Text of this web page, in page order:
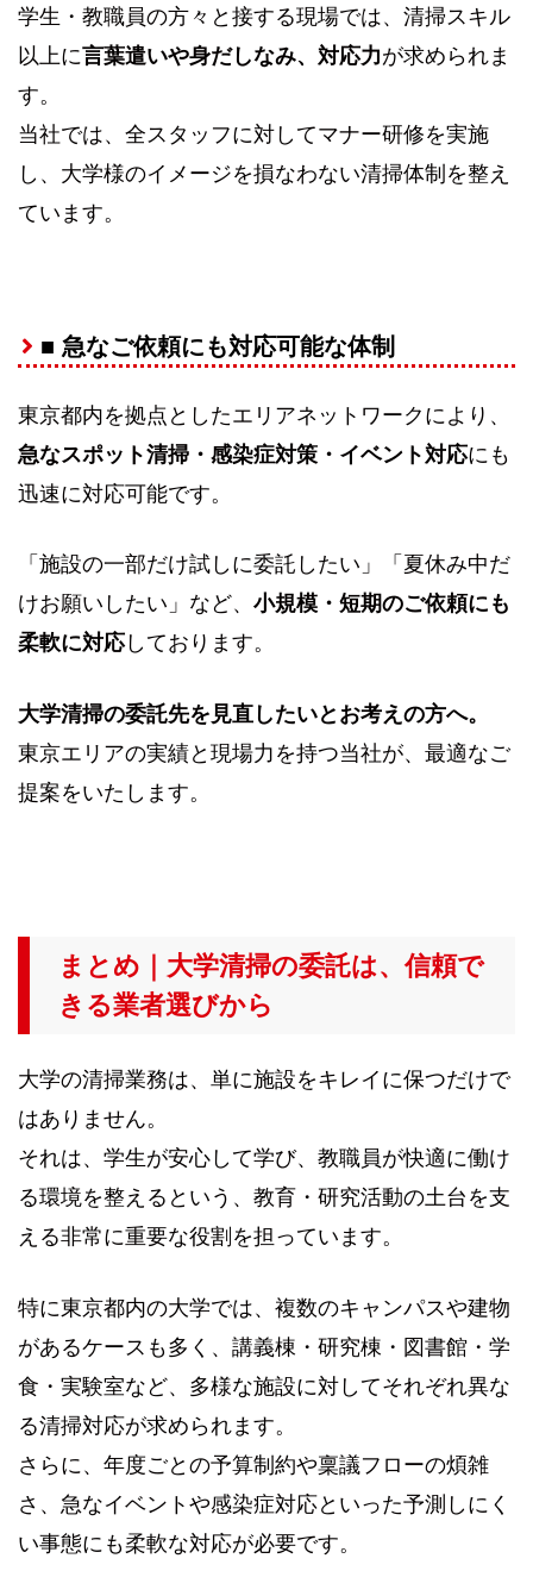
学生・教職員の方々と接する現場では、清掃スキル
以上に言葉遣いや身だしなみ、対応力が求められま
す。
当社では、全スタッフに対してマナー研修を実施
し、大学様のイメージを損なわない清掃体制を整え
ています。
■ 急なご依頼にも対応可能な体制
東京都内を拠点としたエリアネットワークにより、
急なスポット清掃・感染症対策・イベント対応にも
迅速に対応可能です。
「施設の一部だけ試しに委託したい」「夏休み中だ
けお願いしたい」など、 小規模・短期のご依頼にも
柔軟に対応しております。
大学清掃の委託先を見直したいとお考えの方へ。
東京エリアの実績と現場力を持つ当社が、最適なご
提案をいたします。
まとめ｜大学清掃の委託は、信頼で
きる業者選びから
大学の清掃業務は、単に施設をキレイに保つだけで
はありません。
それは、学生が安心して学び、教職員が快適に働け
る環境を整えるという、教育・研究活動の土台を支
える非常に重要な役割を担っています。
特に東京都内の大学では、複数のキャンパスや建物
があるケースも多く、講義棟・研究棟・図書館・学
食・実験室など、多様な施設に対してそれぞれ異な
る清掃対応が求められます。
さらに、年度ごとの予算制約や稟議フローの煩雑
さ、急なイベントや感染症対応といった予測しにく
い事態にも柔軟な対応が必要です。